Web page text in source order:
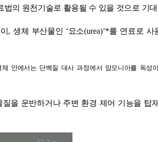
의 원천기술로 활용될 수 있을 것으로 기
, 생체 부산물인 ‘요소(urea)’*를 연료로 사
안에서는 단백질 대사 과정에서 암모니아를 독성
질을 운반하거나 주변 환경 제어 기능을 탑